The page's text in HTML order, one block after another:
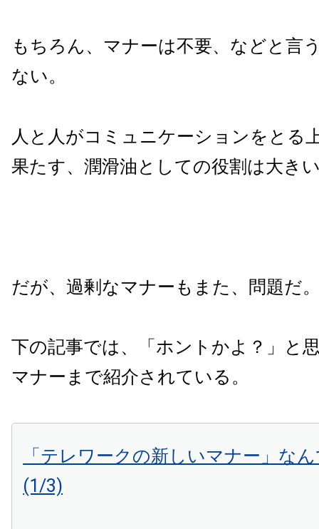
もちろん、マナーは不要、などと言
ない。
人と人がコミュニケーションをとる
果たす、潤滑油としての役割は大き
だが、過剰なマナーもまた、問題だ
下の記事では、「ホントかよ？」と
マナーまで紹介されている。
「テレワークの新しいマナー」な
(1/3)